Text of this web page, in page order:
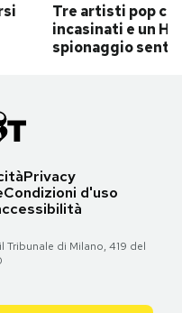
Tre artisti pop
incasinati e un
spionaggio
Privacy
Condizioni d'uso
Tribunale di Milano, 419 del